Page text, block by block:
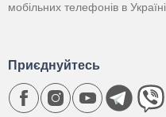
мобільних телефонів в Україні
Приєднуйтесь